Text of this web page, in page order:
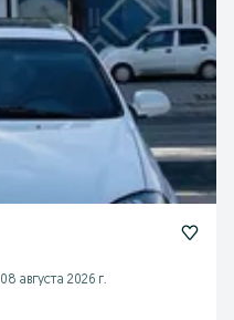
08 августа 2026 г.